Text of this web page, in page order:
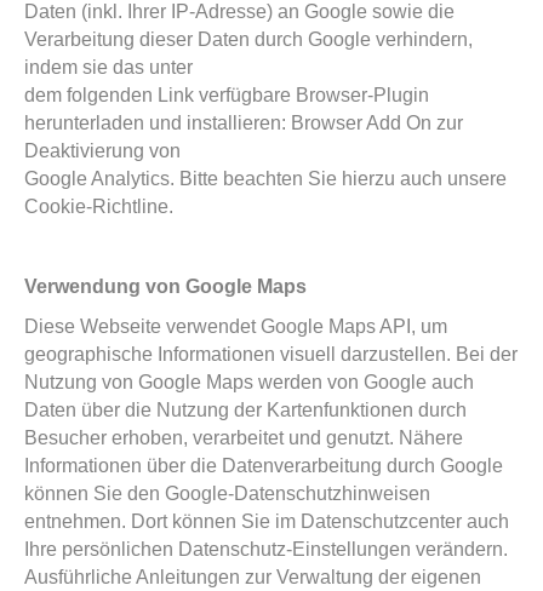
Daten (inkl. Ihrer IP-Adresse) an Google sowie die
Verarbeitung dieser Daten durch Google verhindern,
indem sie das unter
dem folgenden Link verfügbare Browser-Plugin
herunterladen und installieren: Browser Add On zur
Deaktivierung von
Google Analytics. Bitte beachten Sie hierzu auch unsere
Cookie-Richtline.
Verwendung von Google Maps
Diese Webseite verwendet Google Maps API, um
geographische Informationen visuell darzustellen. Bei der
Nutzung von Google Maps werden von Google auch
Daten über die Nutzung der Kartenfunktionen durch
Besucher erhoben, verarbeitet und genutzt. Nähere
Informationen über die Datenverarbeitung durch Google
können Sie den Google-Datenschutzhinweisen
entnehmen. Dort können Sie im Datenschutzcenter auch
Ihre persönlichen Datenschutz-Einstellungen verändern.
Ausführliche Anleitungen zur Verwaltung der eigenen